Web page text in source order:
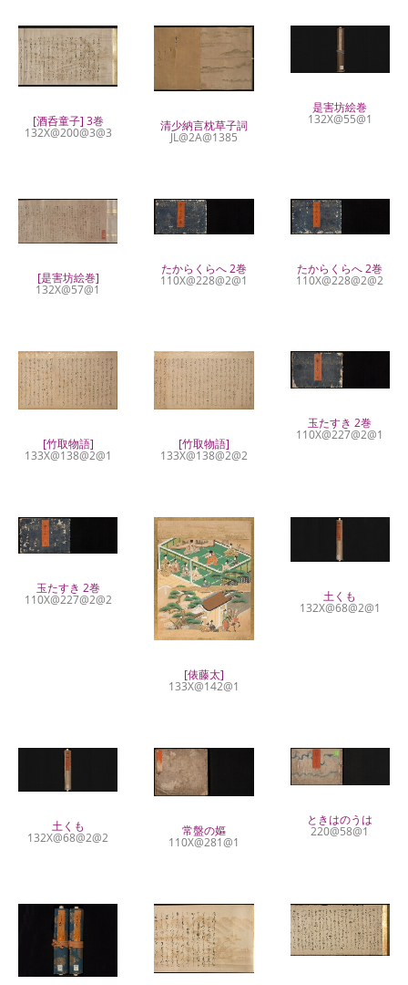
[酒呑童子] 3巻
132X@200@3@3 清少納言枕草子詞
JL@2A@1385
是害坊絵巻
132X@55@1
[是害坊絵巻]
132X@57@1
たからくらへ 2巻
110X@228@2@1
たからくらへ 2巻
110X@228@2@2
[竹取物語]
133X@138@2@1
[竹取物語]
133X@138@2@2
玉たすき 2巻
110X@227@2@1
玉たすき 2巻
110X@227@2@2
[俵藤太]
133X@142@1
土くも
132X@68@2@1
土くも
132X@68@2@2 常盤の嫗
110X@281@1
ときはのうは
220@58@1